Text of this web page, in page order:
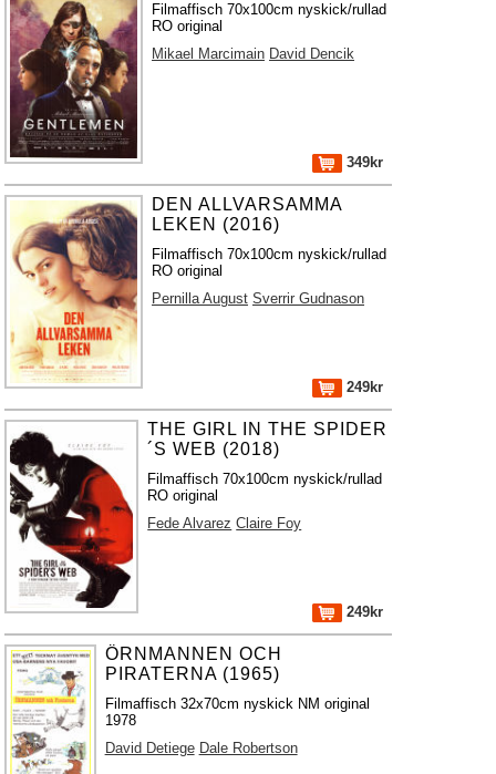
Filmaffisch 70x100cm nyskick/rullad
RO original
Mikael Marcimain David Dencik
349kr
DEN ALLVARSAMMA
LEKEN (2016)
Filmaffisch 70x100cm nyskick/rullad
RO original
Pernilla August Sverrir Gudnason
249kr
THE GIRL IN THE SPIDER
´S WEB (2018)
Filmaffisch 70x100cm nyskick/rullad
RO original
Fede Alvarez Claire Foy
249kr
ÖRNMANNEN OCH
PIRATERNA (1965)
Filmaffisch 32x70cm nyskick NM original
1978
David Detiege Dale Robertson